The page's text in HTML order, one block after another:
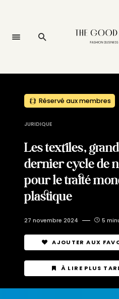
Réservé aux membres
JURIDIQUE
Les textiles,
dernier cycle de
pour le traité
plastique
27 novembre 2024 5
AJOUTER AUX
À LIRE PLUS